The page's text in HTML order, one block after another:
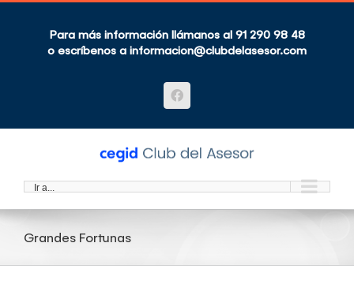
Saltar
contenidoPara más información llámanos al 91 290 98 48
o escríbenos a informacion@clubdelasesor.com
Facebook
Ir a...
Grandes Fortunas